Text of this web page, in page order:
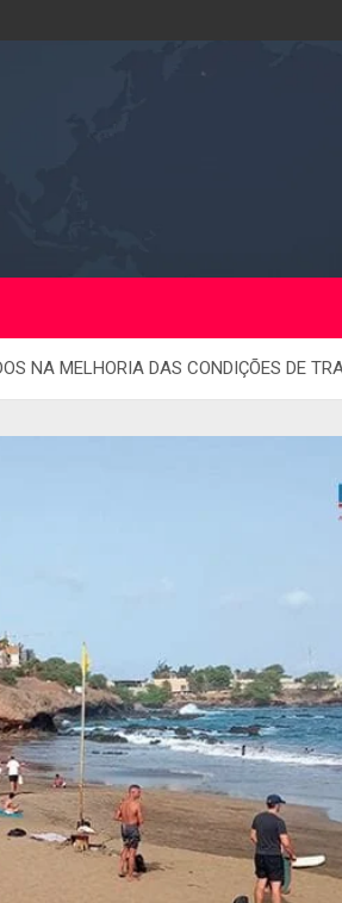
NA MELHORIA DAS CONDIÇÕES DE